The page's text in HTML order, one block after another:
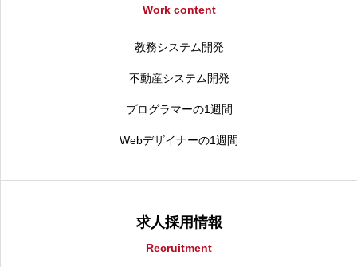
Work content
教務システム開発
不動産システム開発
プログラマーの1週間
Webデザイナーの1週間
求人採用情報
Recruitment